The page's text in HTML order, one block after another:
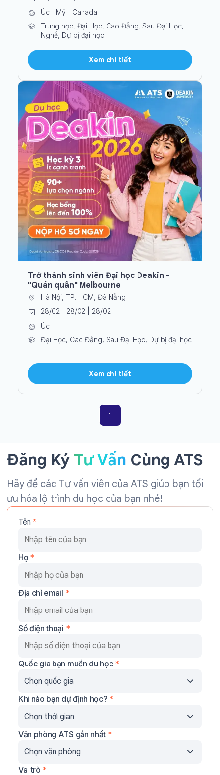
Úc | Mỹ | Canada
Trung học, Đại Học, Cao Đẳng, Sau Đại Học,
Nghề, Dự bị đại học
Xem chi tiết
Trở thành sinh viên Đại học Deakin -
"Quán quân" Melbourne
Hà Nội, TP. HCM, Đà Nẵng
28/02 | 28/02 | 28/02
Úc
Đại Học, Cao Đẳng, Sau Đại Học, Dự bị đại học
Xem chi tiết
1
Đăng Ký Tư Vấn Cùng ATS
Hãy để các Tư vấn viên của ATS giúp bạn tối
ưu hóa lộ trình du học của bạn nhé!
Tên *
Họ *
Địa chỉ email *
Số điện thoại *
Quốc gia bạn muốn du học *
Khi nào bạn dự định học? *
Văn phòng ATS gần nhất *
Vai trò *